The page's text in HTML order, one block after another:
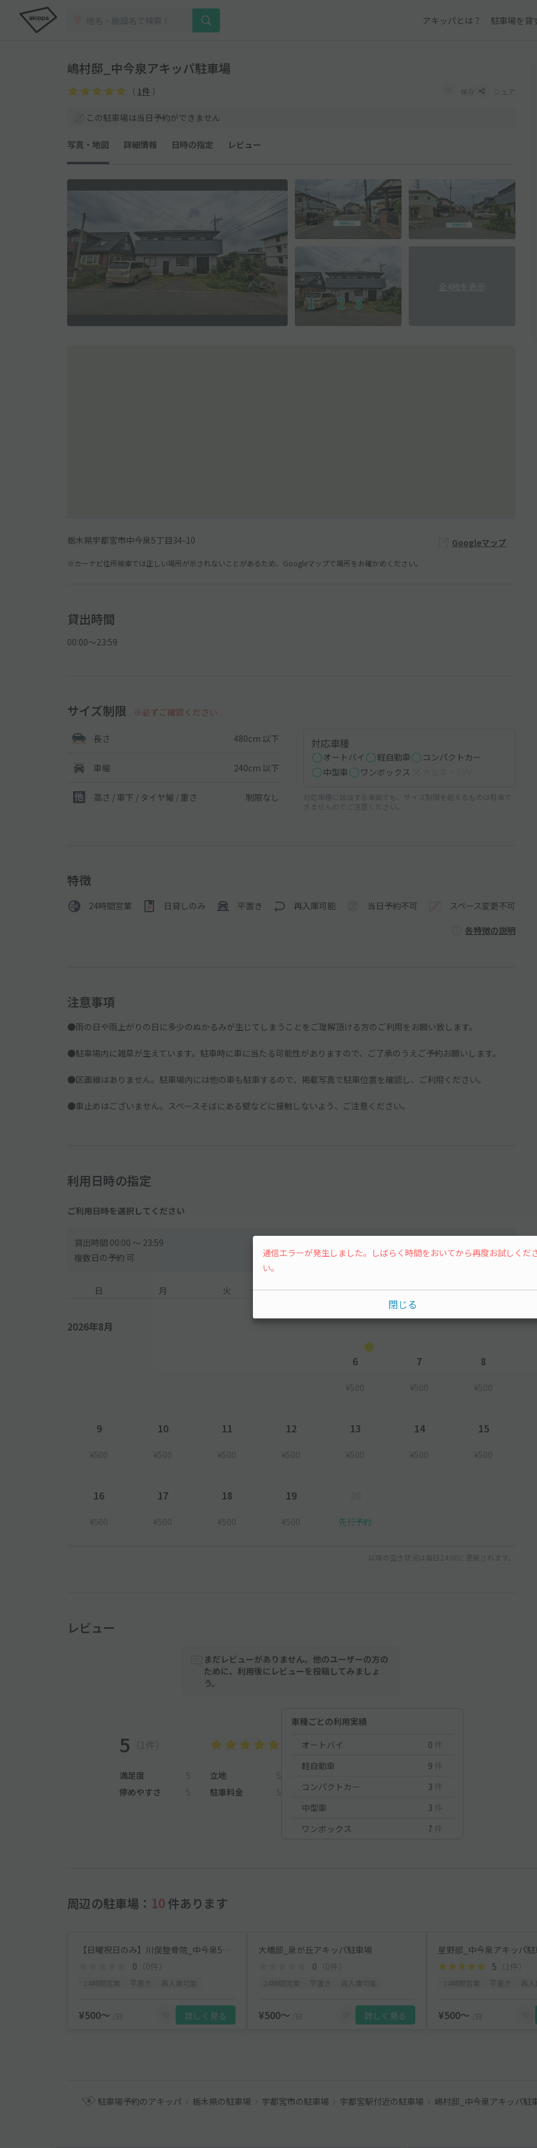
アキッパとは？ 駐車場を貸
嶋村邸_中今泉アキッパ駐車場
（ 1件 ） 保存 シェア
この駐車場は当日予約ができません
写真・地図 詳細情報 日時の指定 レビュー
栃木県宇都宮市中今泉5丁目34-10 Googleマップ
※カーナビ住所検索では正しい場所が示されないことがあるため、Googleマップで場所をお確かめください。
貸出時間
00:00〜23:59
サイズ制限 ※必ずご確認ください
長さ 480cm 以下
車幅 240cm 以下
高さ / 車下 / タイヤ幅 / 重さ 制限なし
対応車種
オートバイ 軽自動車
コンパクトカー
中型車
ワンボックス
対応車種に該当する車両でも、サイズ制限を超えるものは駐車で
きませんのでご注意ください。
特徴
24時間営業 日貸しのみ 平置き 再入庫可能 当日予約不可 スペース変更不可
各特徴の説明
注意事項
●雨の日や雨上がりの日に多少のぬかるみが生じてしまうことをご理解頂ける方のご利用をお願い致します。
●駐車場内に雑草が生えています。駐車時に車に当たる可能性がありますので、ご了承のうえご予約お願いします。
●区画線はありません。駐車場内には他の車も駐車するので、掲載写真で駐車位置を確認し、ご利用ください。
●車止めはございません。スペースそばにある壁などに接触しないよう、ご注意ください。
利用日時の指定
ご利用日時を選択してください
貸出時間 00:00 〜 23:59
複数日の予約 可
日 月 火 水 木 金 土
2026年8月
6
¥500
7
¥500
8
¥500
9
¥500
10
¥500
11
¥500
12
¥500
13
¥500
14
¥500
15
¥500
16
¥500
17
¥500
18
¥500
19
¥500 先行予約
以降の空き状況は毎日24:00に更新されます。
レビュー
まだレビューがありません。他のユーザーの方の
ために、利用後にレビューを投稿してみましょ
う。
5 （1件）
満足度 5 立地
5
停めやすさ
5 駐車料金 5
車種ごとの利用実績
オートバイ
0 件
軽自動車
9 件
コンパクトカー
3 件
中型車
3 件
ワンボックス
7 件
周辺の駐車場： 10 件あります
【日曜祝日のみ】川俣整骨院_中今泉5丁目アキッパ駐車場
0 （0件）
¥500〜 /日 詳しく見る
大橋邸_泉が丘アキッパ駐車場
0 （0件）
¥500〜 /日 詳しく見る
星野邸_中今泉アキッパ
5 （1件）
¥500〜 /日
駐車場予約のアキッパ 栃木県の駐車場 宇都宮市の駐車場 宇都宮駅付近の駐車場 嶋村邸_中今泉アキッパ駐
通信エラーが発生しました。しばらく時間をおいてから再度お試しくだ
い。
閉じる